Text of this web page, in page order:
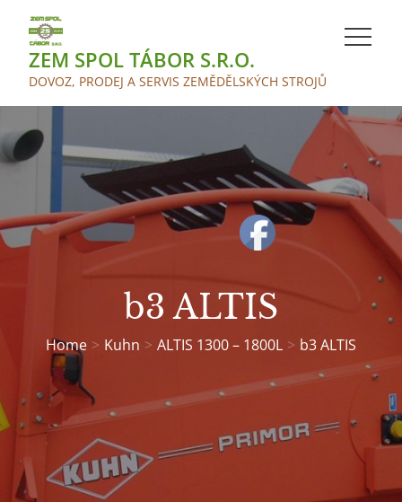
contentZEM SPOL TÁBOR S.R.O.
DOVOZ, PRODEJ A SERVIS ZEMĚDĚLSKÝCH STROJŮ
b3 ALTIS
Home Kuhn ALTIS 1300 – 1800L b3 ALTIS